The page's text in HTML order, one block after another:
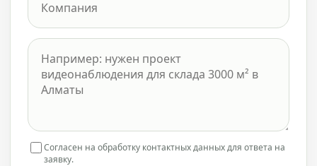
Согласен на обработку контактных данных для ответа на
заявку.